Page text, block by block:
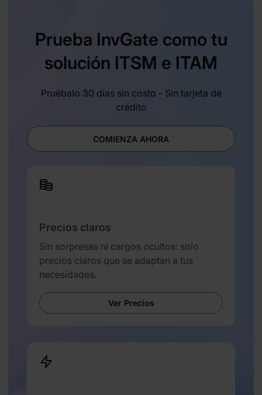
Prueba InvGate como tu
solución ITSM e ITAM
Pruébalo 30 días sin costo - Sin tarjeta de
crédito
COMIENZA AHORA
Precios claros
Sin sorpresas ni cargos ocultos: solo
precios claros que se adaptan a tus
necesidades.
Ver Precios